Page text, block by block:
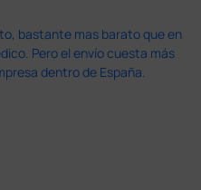
bastante mas barato que en
Pero el envío cuesta más
dentro de España.